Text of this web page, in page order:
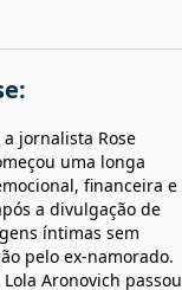
a jornalista Rose
uma longa
financeira e
a divulgação de
íntimas sem
pelo ex-namorado.
Lola Aronovich passou